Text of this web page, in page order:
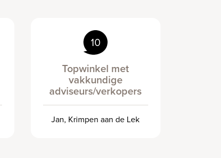
10
Topwinkel met
vakkundige
adviseurs/verkopers
Jan, Krimpen aan de Lek